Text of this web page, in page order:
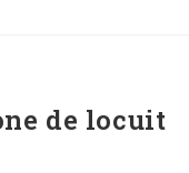
de locuit